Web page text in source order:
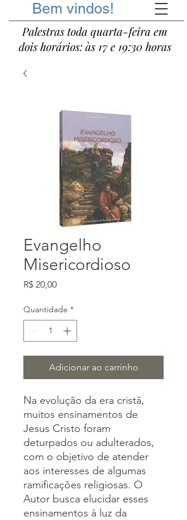
Bem vindos!
Palestras toda quarta-feira em
dois horários: às 17 e 19:30 horas
Evangelho
Misericordioso
R$ 20,00Preço
Quantidade *
Adicionar ao carrinho
Na evolução da era cristã,
muitos ensinamentos de
Jesus Cristo foram
deturpados ou adulterados,
com o objetivo de atender
aos interesses de algumas
ramificações religiosas. O
Autor busca elucidar esses
ensinamentos à luz da